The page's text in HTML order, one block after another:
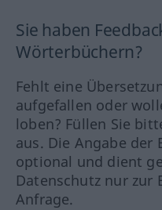
Sie haben
Wörterbüchern?
Fehlt eine
aufgefallen oder
loben? Füllen Sie
aus. Die Angabe der
optional und dient
Datenschutz nur
Anfrage.